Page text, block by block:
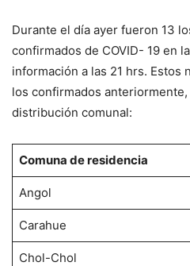
Durante el día ayer fueron 13
confirmados de COVID- 19 en
información a las 21 hrs. Estos
los confirmados
distribución comunal:
Comuna de residencia
Angol
Carahue
Chol-Chol